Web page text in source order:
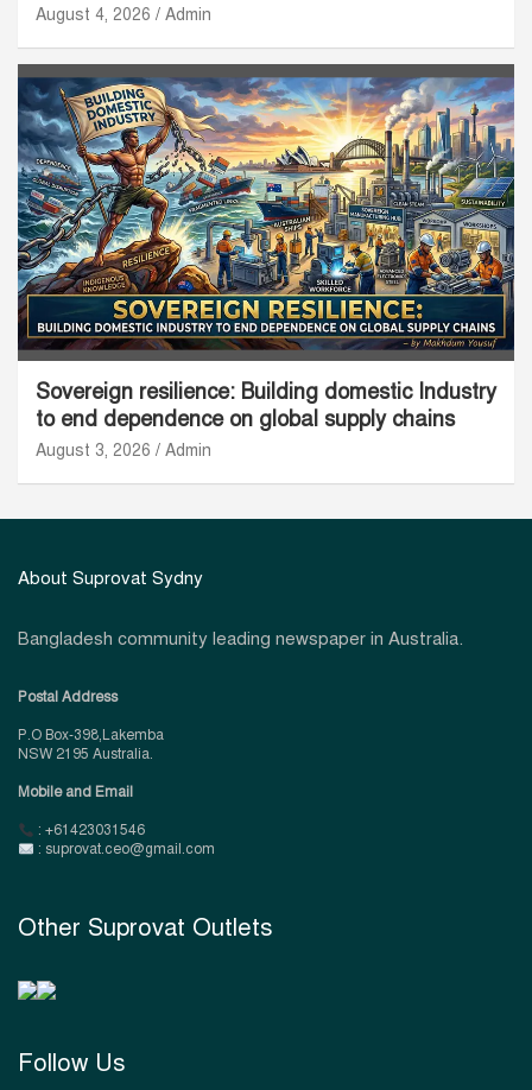
August 4, 2026 Admin
Sovereign resilience: Building domestic Industry
to end dependence on global supply chains
August 3, 2026 Admin
About Suprovat Sydny
Bangladesh community leading newspaper in Australia.
Postal Address
P.O Box-398,Lakemba
NSW 2195 Australia.
Mobile and Email
: +61423031546
: suprovat.ceo@gmail.com
Other Suprovat Outlets
Follow Us